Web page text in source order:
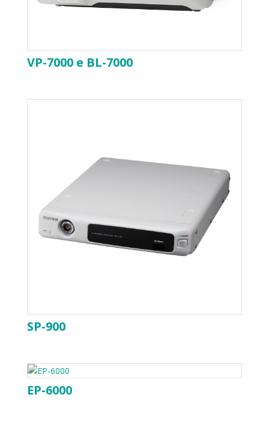
VP-7000 e BL-7000
SP-900
EP-6000